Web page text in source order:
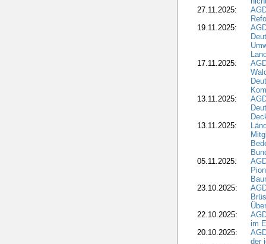
27.11.2025:
19.11.2025:
17.11.2025:
13.11.2025:
13.11.2025:
05.11.2025:
23.10.2025:
22.10.2025:
im
20.10.2025:
der